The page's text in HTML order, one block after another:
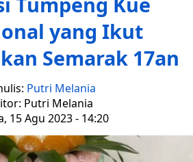
yang Ikut
Semarak 17an
Putri Melania
Putri Melania
15 Agu 2023 - 14:20